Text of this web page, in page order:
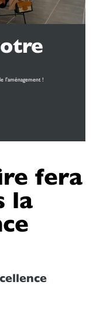
l'aménagement !
fera
la